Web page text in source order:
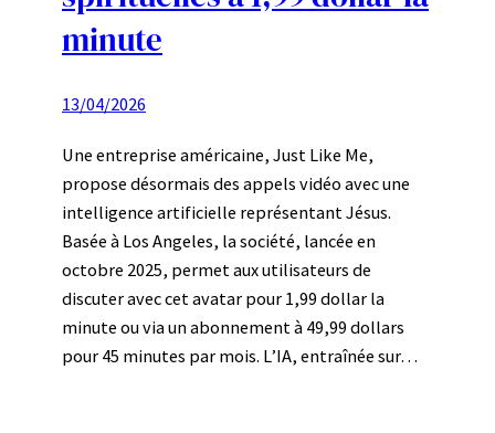
minute
13/04/2026
Une entreprise américaine, Just Like Me,
propose désormais des appels vidéo avec une
intelligence artificielle représentant Jésus.
Basée à Los Angeles, la société, lancée en
octobre 2025, permet aux utilisateurs de
discuter avec cet avatar pour 1,99 dollar la
minute ou via un abonnement à 49,99 dollars
pour 45 minutes par mois. L’IA, entraînée sur…